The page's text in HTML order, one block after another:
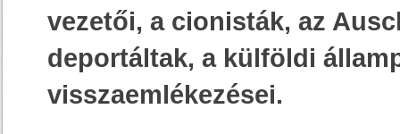
vezetői, a cionisták, az
deportáltak, a külföldi
visszaemlékezései.